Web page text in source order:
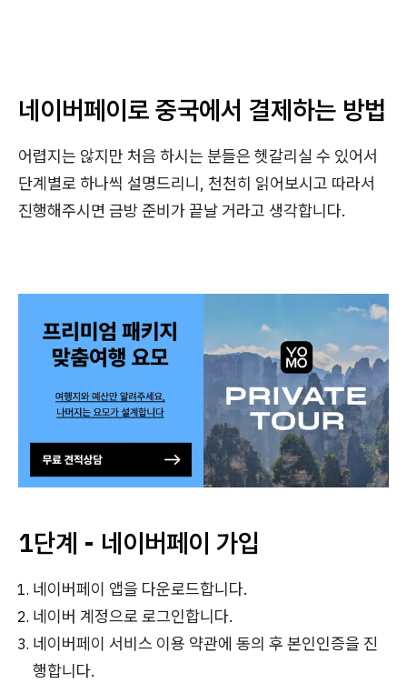
네이버페이로 중국에서 결제하는 방법
어렵지는 않지만 처음 하시는 분들은 헷갈리실 수 있어서
단계별로 하나씩 설명드리니, 천천히 읽어보시고 따라서
진행해주시면 금방 준비가 끝날 거라고 생각합니다.
1단계 - 네이버페이 가입
네이버페이 앱을 다운로드합니다.
네이버 계정으로 로그인합니다.
네이버페이 서비스 이용 약관에 동의 후 본인인증을 진
행합니다.